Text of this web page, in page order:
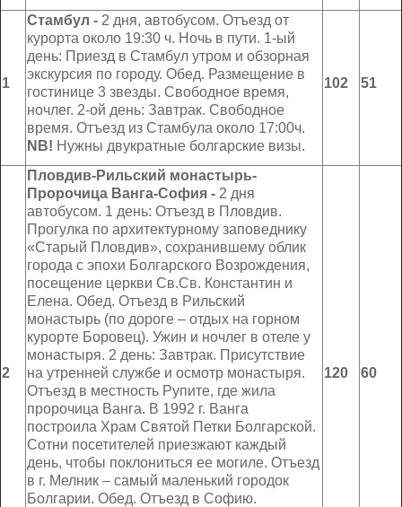
1
Стамбул - 2 дня, автобусом. Отъезд от
курорта около 19:30 ч. Ночь в пути. 1-ый
день: Приезд в Стамбул утром и обзорная
экскурсия по городу. Обед. Размещение в
гостинице 3 звезды. Свободное время,
ночлег. 2-ой день: Завтрак. Свободное
время. Отъезд из Стамбула около 17:00ч.
NB! Нужны двукратные болгарские визы.
102 51
2
Пловдив-Рильский монастырь-
Пророчица Ванга-София - 2 дня
автобусом. 1 день: Отъезд в Пловдив.
Прогулка по архитектурному заповеднику
«Старый Пловдив», сохранившему облик
города с эпохи Болгарского Возрождения,
посещение церкви Св.Св. Константин и
Елена. Обед. Отъезд в Рильский
монастырь (по дороге – отдых на горном
курорте Боровец). Ужин и ночлег в отеле у
монастыря. 2 день: Завтрак. Присутствие
на утренней службе и осмотр монастыря.
Отъезд в местность Рупите, где жила
пророчица Ванга. В 1992 г. Ванга
построила Храм Святой Петки Болгарской.
Сотни посетителей приезжают каждый
день, чтобы поклониться ее могиле. Отъезд
в г. Мелник – самый маленький городок
Болгарии. Обед. Отъезд в Софию.
120 60
Равда
Несебр
Аркутино
Дюны
Китен
Приморско
Ривьера
Балчик
Бургас
Банско
Пампорово
Боровец